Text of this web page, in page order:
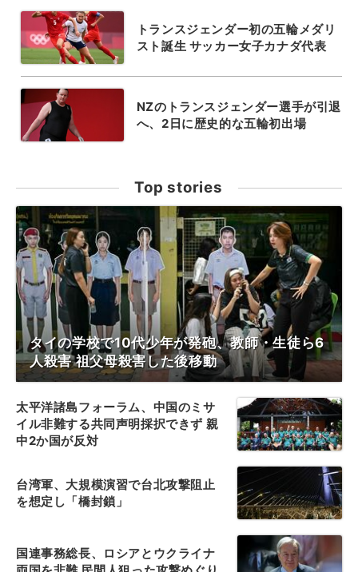
トランスジェンダー初の五輪メダリ
スト誕生 サッカー女子カナダ代表
NZのトランスジェンダー選手が引退
へ、2日に歴史的な五輪初出場
Top stories
タイの学校で10代少年が発砲、教師・生徒ら6
人殺害 祖父母殺害した後移動
太平洋諸島フォーラム、中国のミサ
イル非難する共同声明採択できず 親
中2か国が反対
台湾軍、大規模演習で台北攻撃阻止
を想定し「橋封鎖」
国連事務総長、ロシアとウクライナ